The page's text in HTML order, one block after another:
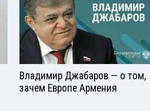
Владимир Джабаров — о том,
зачем Европе Армения